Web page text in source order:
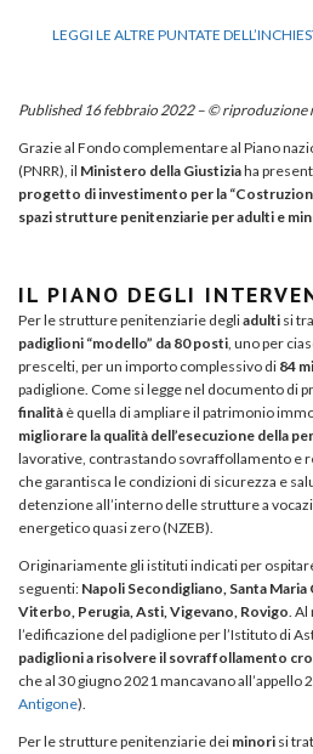
LEGGI LE ALTRE PUNTATE
Published 16 febbraio 2022 – © riproduzione
Grazie al Fondo complementare al Piano
(PNRR), il Ministero della Giustiziaha
progetto di investimento per la
spazi strutture penitenziarie per adulti e
IL PIANO DEGLI
Per le strutture penitenziarie degliadulti si
padiglioni “modello” da 80 posti, uno per
prescelti, per un importo complessivo di 84
padiglione. Come si legge nel documento di
finalità è quella di ampliare il patrimonio
migliorare la qualità dell’esecuzione della
lavorative, contrastando sovraffollamento e
che garantisca le condizioni di sicurezza e
detenzione all’interno delle strutture a
energetico quasi zero (NZEB).
Originariamente gli istituti indicati per
seguenti: Napoli Secondigliano, Santa
Viterbo, Perugia, Asti, Vigevano, Rovigo. Al
l’edificazione del padiglione per l’Istituto di
padiglioni a risolvere il sovraffollamento
che al 30 giugno 2021 mancavano all’appello
Antigone).
Per le strutture penitenziarie dei minori si